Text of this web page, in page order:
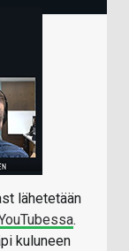
lähetetään
.
kuluneen